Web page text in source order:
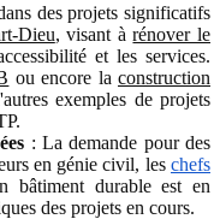
des projets significatifs
Dieu, visant àrénover le
et les services.
ou encore laconstruction
exemples de projets
: La demande pour des
en génie civil, les chefs
bâtiment durable est en
des projets en cours.